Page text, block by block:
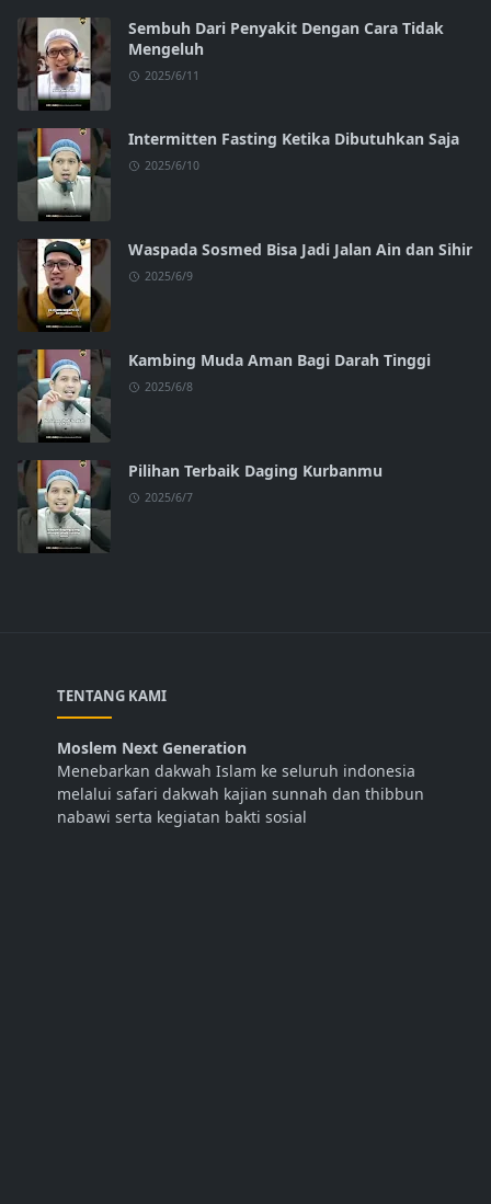
Sembuh Dari Penyakit Dengan Cara Tidak
Mengeluh
2025/6/11
Intermitten Fasting Ketika Dibutuhkan Saja
2025/6/10
Waspada Sosmed Bisa Jadi Jalan Ain dan Sihir
2025/6/9
Kambing Muda Aman Bagi Darah Tinggi
2025/6/8
Pilihan Terbaik Daging Kurbanmu
2025/6/7
TENTANG KAMI
Moslem Next Generation
Menebarkan dakwah Islam ke seluruh indonesia
melalui safari dakwah kajian sunnah dan thibbun
nabawi serta kegiatan bakti sosial